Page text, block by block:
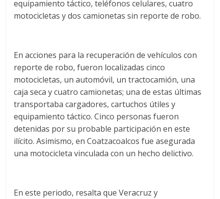
equipamiento táctico, teléfonos celulares, cuatro
motocicletas y dos camionetas sin reporte de robo.
En acciones para la recuperación de vehículos con
reporte de robo, fueron localizadas cinco
motocicletas, un automóvil, un tractocamión, una
caja seca y cuatro camionetas; una de estas últimas
transportaba cargadores, cartuchos útiles y
equipamiento táctico. Cinco personas fueron
detenidas por su probable participación en este
ilícito. Asimismo, en Coatzacoalcos fue asegurada
una motocicleta vinculada con un hecho delictivo.
En este periodo, resalta que Veracruz y